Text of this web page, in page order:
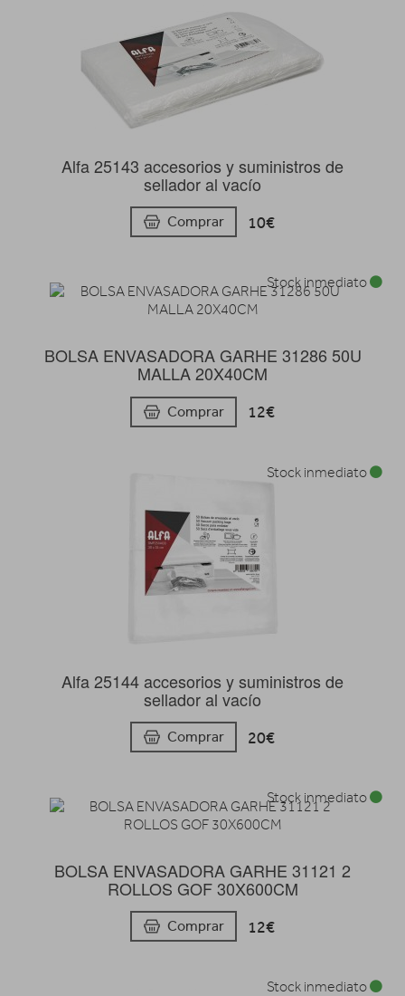
Alfa 25143 accesorios y suministros de
sellador al vacío
Comprar 10€
BOLSA ENVASADORA GARHE 31286 50U
MALLA 20X40CM
Comprar 12€
Stock inmediato
Alfa 25144 accesorios y suministros de
sellador al vacío
Comprar 20€
Stock inmediato
BOLSA ENVASADORA GARHE 31121 2
ROLLOS GOF 30X600CM
Comprar 12€
Stock inmediato
Stock inmediato